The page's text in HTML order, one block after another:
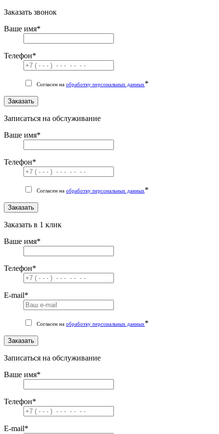
Заказать звонок
Ваше имя*
Телефон*
Согласен на обработку персональных данных*
Заказать
Записаться на обслуживание
Ваше имя*
Телефон*
Согласен на обработку персональных данных*
Заказать
Заказать в 1 клик
Ваше имя*
Телефон*
E-mail*
Согласен на обработку персональных данных*
Заказать
Записаться на обслуживание
Ваше имя*
Телефон*
E-mail*